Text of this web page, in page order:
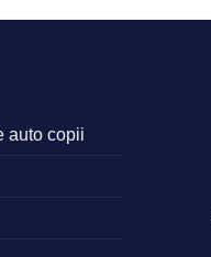
auto copii